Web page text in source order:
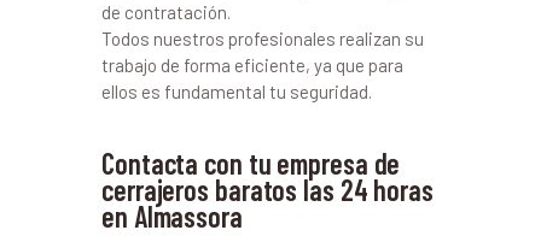
de contratación.
Todos nuestros profesionales realizan su
trabajo de forma eficiente, ya que para
ellos es fundamental tu seguridad.
Contacta con tu empresa de
cerrajeros baratos las 24 horas
en Almassora